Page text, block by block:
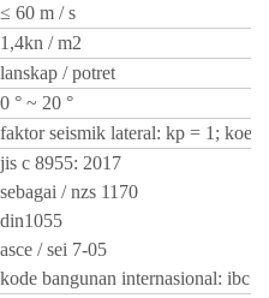
≤ 60 m / s
1,4kn / m2
lanskap / potret
0 ° ~ 20 °
faktor seismik lateral: kp = 1;
jis c 8955: 2017
sebagai / nzs 1170
din1055
asce / sei 7-05
kode bangunan internasional: ibc